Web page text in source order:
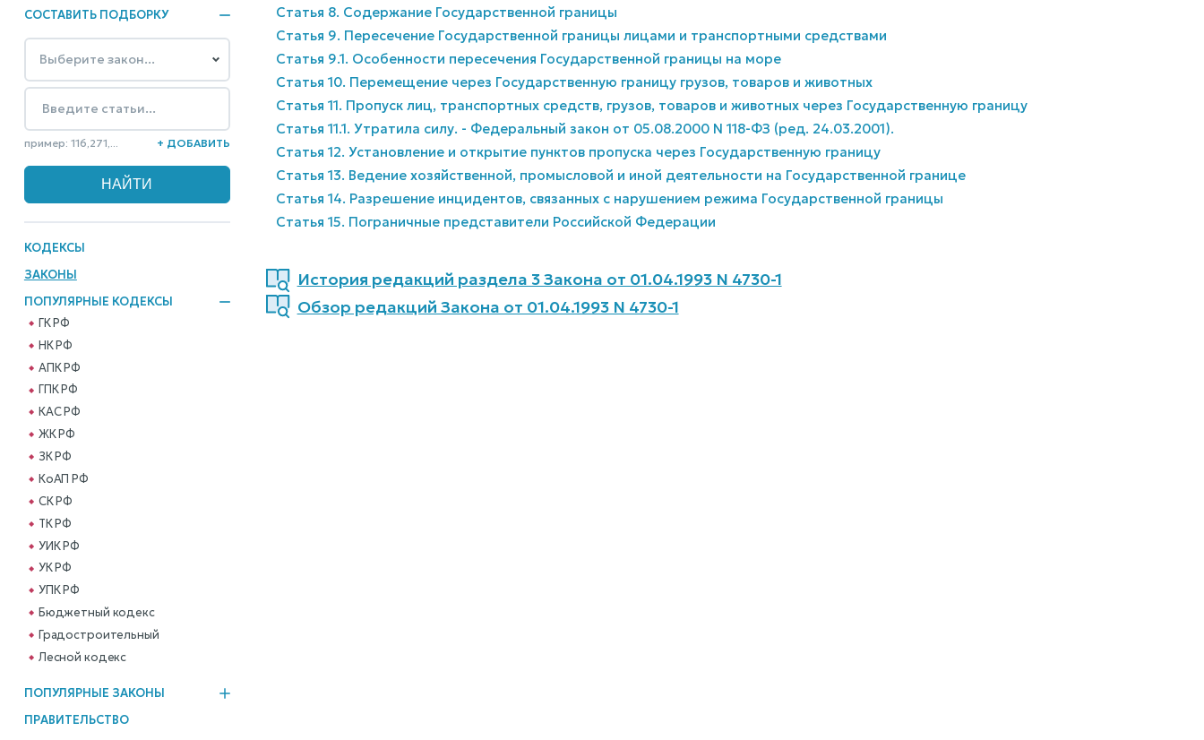
СОСТАВИТЬ ПОДБОРКУ
пример: 116,271,... + ДОБАВИТЬ
КОДЕКСЫ
ЗАКОНЫ
ПОПУЛЯРНЫЕ КОДЕКСЫ
ГК РФ
НК РФ
АПК РФ
ГПК РФ
КАС РФ
ЖК РФ
ЗК РФ
КоАП РФ
СК РФ
ТК РФ
УИК РФ
УК РФ
УПК РФ
Бюджетный кодекс
Градостроительный
Лесной кодекс
ПОПУЛЯРНЫЕ ЗАКОНЫ
ПРАВИТЕЛЬСТВО
Статья 8. Содержание Государственной границы
Статья 9. Пересечение Государственной границы лицами и транспортными средствами
Статья 9.1. Особенности пересечения Государственной границы на море
Статья 10. Перемещение через Государственную границу грузов, товаров и животных
Статья 11. Пропуск лиц, транспортных средств, грузов, товаров и животных через Государственную границу
Статья 11.1. Утратила силу. - Федеральный закон от 05.08.2000 N 118-ФЗ (ред. 24.03.2001).
Статья 12. Установление и открытие пунктов пропуска через Государственную границу
Статья 13. Ведение хозяйственной, промысловой и иной деятельности на Государственной границе
Статья 14. Разрешение инцидентов, связанных с нарушением режима Государственной границы
Статья 15. Пограничные представители Российской Федерации
История редакций раздела 3 Закона от 01.04.1993 N 4730-1
Обзор редакций Закона от 01.04.1993 N 4730-1